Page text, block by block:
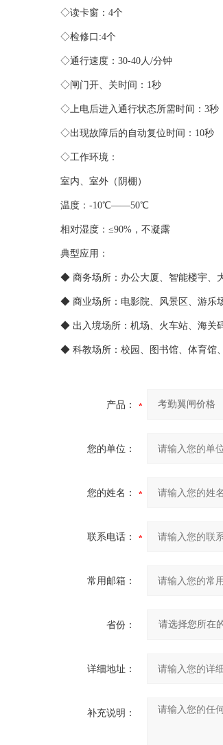
◇读卡窗：4个
◇检修口:4个
◇通行速度：30-40人/分钟
◇闸门开、关时间：1秒
◇上电后进入通行状态所需时间：3秒
◇出现故障后的自动复位时间：10秒
◇工作环境：
室内、室外（阴棚）
温度：-10℃——50℃
相对湿度：≤90%，不凝露
典型应用：
◆ 商务场所：办公大厦、智能楼宇、
◆ 商业场所：电影院、风景区、游乐
◆ 出入境场所：机场、火车站、海关
◆ 科教场所：校园、图书馆、体育馆
产品：
您的单位：
您的姓名：
联系电话：
常用邮箱：
省份：
详细地址：
补充说明：